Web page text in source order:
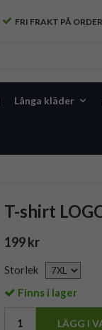
FRI FRAKT PÅ
Långa kläder
T-shirt
199 kr
Storlek
Finns i lager
LÄGG I